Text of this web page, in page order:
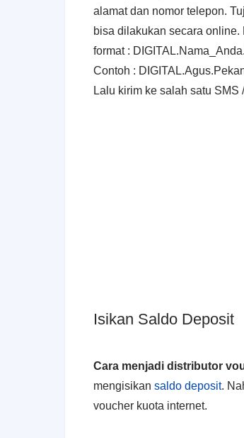
alamat dan nomor telepon.
bisa dilakukan secara online.
format :
Contoh :
Lalu kirim ke salah satu SMS
Isikan Saldo Deposit
Cara menjadi distributor
mengisikan saldo deposit.
voucher kuota internet.